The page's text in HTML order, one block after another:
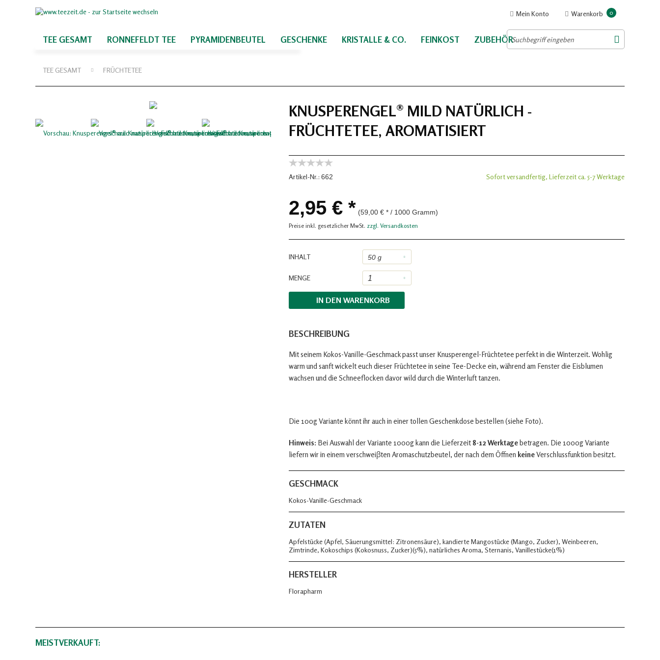
Warenkorb 0
Mein Konto
TEE GESAMT RONNEFELDT TEE PYRAMIDENBEUTEL GESCHENKE KRISTALLE & CO. FEINKOST ZUBEHÖR
TEE GESAMT FRÜCHTETEE
KNUSPERENGEL® MILD NATÜRLICH -
FRÜCHTETEE, AROMATISIERT
Artikel-Nr.: 662 Sofort versandfertig, Lieferzeit ca. 5-7 Werktage
2,95 € * (59,00 € * / 1000 Gramm)
Preise inkl. gesetzlicher MwSt. zzgl. Versandkosten
INHALT
MENGE
IN DEN WARENKORB
BESCHREIBUNG
Mit seinem Kokos-Vanille-Geschmack passt unser Knusperengel-Früchtetee perfekt in die Winterzeit. Wohlig
warm und sanft wickelt euch dieser Früchtetee in seine Tee-Decke ein, während am Fenster die Eisblumen
wachsen und die Schneeflocken davor wild durch die Winterluft tanzen.
Die 100g Variante könnt ihr auch in einer tollen Geschenkdose bestellen (siehe Foto).
Hinweis: Bei Auswahl der Variante 1000g kann die Lieferzeit 8-12 Werktagebetragen. Die 1000g Variante
liefern wir in einem verschweiβten Aromaschutzbeutel, der nach dem Öffnen keineVerschlussfunktion besitzt.
GESCHMACK
Kokos-Vanille-Geschmack
ZUTATEN
Apfelstücke (Apfel, Säuerungsmittel: Zitronensäure), kandierte Mangostücke (Mango, Zucker), Weinbeeren,
Zimtrinde, Kokoschips (Kokosnuss, Zucker)(5%), natürliches Aroma, Sternanis, Vanillestücke(1%)
HERSTELLER
Florapharm
MEISTVERKAUFT: